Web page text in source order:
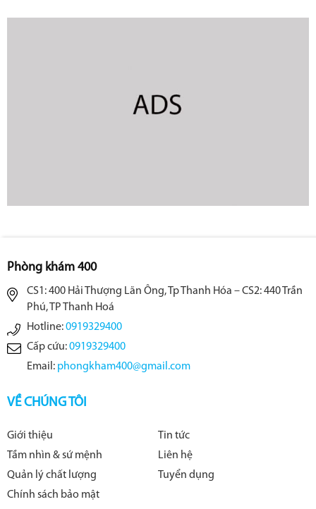
Phòng khám 400
CS1: 400 Hải Thượng Lãn Ông, Tp Thanh Hóa – CS2: 440 Trần
Phú, TP Thanh Hoá
Hotline:0919329400
Cấp cứu:0919329400
Email: phongkham400@gmail.com
VỀ CHÚNG TÔI
Giới thiệu
Tin tức
Tầm nhìn & sứ mệnh
Liên hệ
Quản lý chất lượng
Tuyển dụng
Chính sách bảo mật